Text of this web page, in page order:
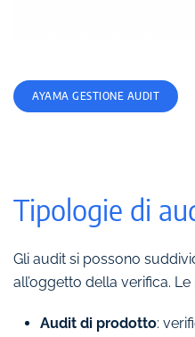
AYAMA GESTIONE AUDIT
Tipologie di
Gli audit si possono
all’oggetto della verifica.
Audit di prodotto: